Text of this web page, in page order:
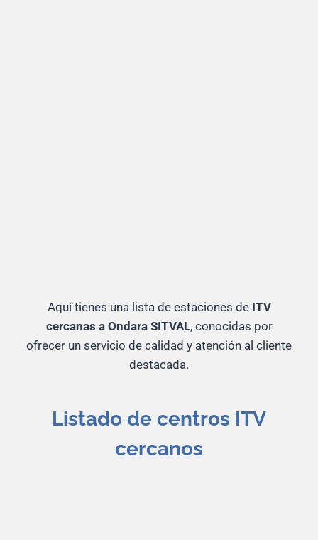
Aquí tienes una lista de estaciones de ITV
cercanas a Ondara SITVAL, conocidas por
ofrecer un servicio de calidad y atención al cliente
destacada.
Listado de centros ITV
cercanos